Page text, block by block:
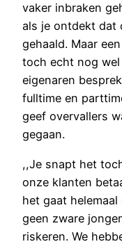
vaker inbraken
als je ontdekt dat
gehaald. Maar
toch echt nog wel
eigenaren
fulltime en
geef overvallers
gegaan.
,,Je snapt het
onze klanten
het gaat
geen zware
riskeren. We